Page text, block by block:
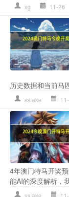
xg 11-26
历史数据和当前马
sslake
4年澳门特马开奖
能AI的深度解析，
sslake